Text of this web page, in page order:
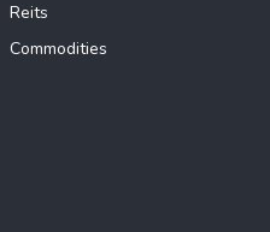
Reits
Commodities